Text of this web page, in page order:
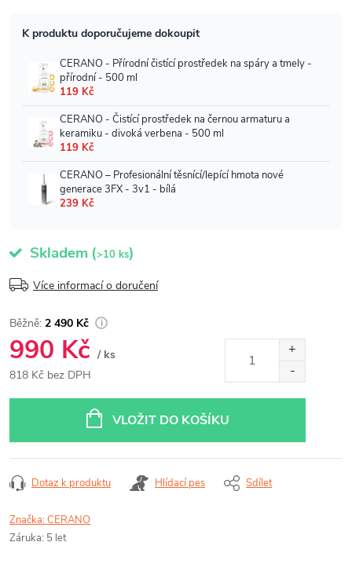
Skladem (>10 ks)
Více informací o doručení
2 490 Kč
990 Kč / ks
818 Kč bez DPH
VLOŽIT DO KOŠÍKU
Dotaz k produktu Hlídací pes Sdílet
Značka:CERANO
Záruka: 5 let